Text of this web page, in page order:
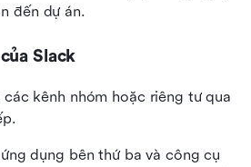
đến dự án.
Slack
kênh nhóm hoặc riêng tư qua
dụng bên thứ ba và công cụ